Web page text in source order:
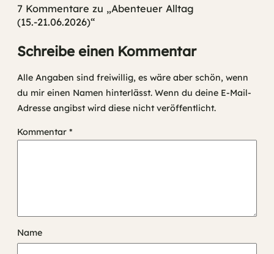
7 Kommentare zu „Abenteuer Alltag
(15.-21.06.2026)“
Schreibe einen Kommentar
Alle Angaben sind freiwillig, es wäre aber schön, wenn
du mir einen Namen hinterlässt. Wenn du deine E-Mail-
Adresse angibst wird diese nicht veröffentlicht.
Kommentar *
Name